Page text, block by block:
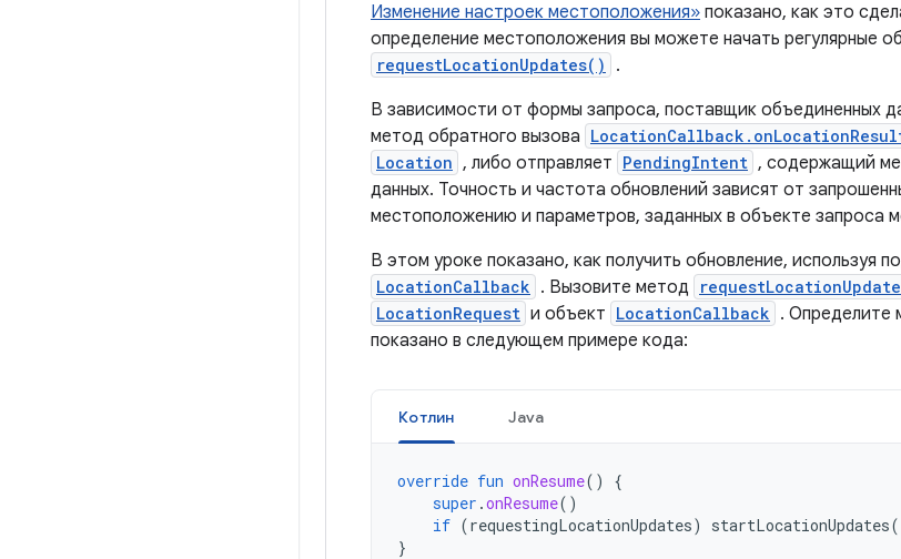
Изменение настроек местоположения» показано, как это
определение местоположения вы можете начать регулярные
requestLocationUpdates()
.
В зависимости от формы запроса, поставщик объединенных
метод обратного вызова
Location , либо отправляет PendingIntent , содержащий
данных. Точность и частота обновлений зависят от
местоположению и параметров, заданных в объекте запроса
В этом уроке показано, как получить обновление, используя
LocationCallback . Вызовите метод
LocationRequest и объект LocationCallback . Определите
показано в следующем примере кода:
Котлин Java
override fun onResume()
{
super .onResume()
if (requestingLocationUpdates) startLocationUpdates
}